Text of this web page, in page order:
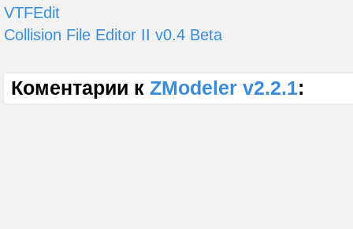
VTFEdit
Collision File Editor II v0.4 Beta
Коментарии к ZModeler v2.2.1: